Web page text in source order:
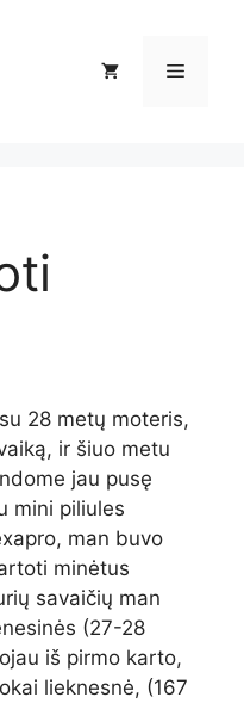
Meniu
28 metų moteris,
ir šiuo metu
jau pusę
mini piliules
man buvo
minėtus
savaičių man
(27-28
iš pirmo karto,
lieknesnė, (167